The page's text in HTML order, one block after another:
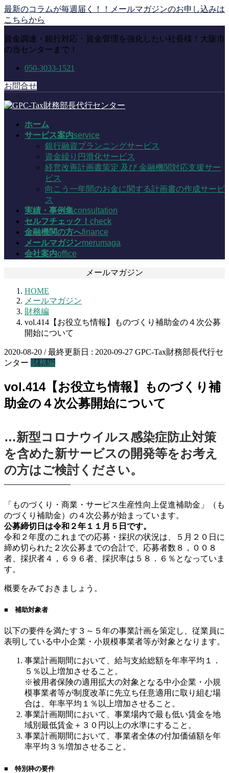
コ
ン
ン
ツ
動
ナ
ビ
ー
シ
に
移
動
最新のコラムが毎週届く！！メールマガジンのお申し込みは
こちらから
資金調達・銀行対応・資金管理を強化したい社長様！大阪市
の当センターまで！
050-3033-1521
お問合せ
ホーム
サービス案内service
銀行融資プランニングサービス
資金繰り円滑化サービス
経営改善計画書策定 及び 金融機関対応支援サー
ビス
向こう一年間のお金に関する計画書の作成サービ
ス
実績・事例集consultation
セルフチェック！ check
金融機関の方へfinance
メールマガジンmerumaga
会社案内office
メールマガジン
HOME
メールマガジン
財務編
vol.414【お役立ち情報】ものづくり補助金の４次公募
開始について
2020-08-20 / 最終更新日 : 2020-09-27 GPC-Tax財務部長代行セ
ンター 財務編
vol.414【お役立ち情報】ものづくり補
助金の４次公募開始について
…新型コロナウイルス感染症防止対策
を含めた新サービスの開発等をお考え
の方はご検討ください。
「ものづくり・商業・サービス生産性向上促進補助金」（も
のづくり補助金）の４次公募が始まっています。
公募締切日は令和２年１１月５日です。
令和２年度のこれまでの応募・採択の状況は、５月２０日に
締め切られた２次公募までの合計で、応募者数８，００８
者、採択者４，６９６者、採択率は５８．６％となっていま
す。
概要をみておきましょう。
■ 補助対象者
以下の要件を満たす３～５年の事業計画を策定し、従業員に
表明している中小企業・小規模事業者等が対象となります。
事業計画期間において、給与支給総額を年率平均１．
５％以上増加させること。
※被用者保険の適用拡大の対象となる中小企業・小規
模事業者等が制度改革に先立ち任意適用に取り組む場
合は、年率平均１％以上増加させること。
事業計画期間において、事業場内で最も低い賃金を地
域別最低賃金＋３０円以上の水準にすること。
事業計画期間において、事業者全体の付加価値額を年
率平均３％増加させること。
■ 特別枠の要件